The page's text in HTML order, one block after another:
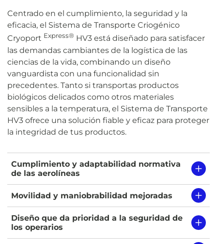
Centrado en el cumplimiento, la seguridad y la
eficacia, el Sistema de Transporte Criogénico
Cryoport Express® HV3 está diseñado para satisfacer
las demandas cambiantes de la logística de las
ciencias de la vida, combinando un diseño
vanguardista con una funcionalidad sin
precedentes. Tanto si transportas productos
biológicos delicados como otros materiales
sensibles a la temperatura, el Sistema de Transporte
HV3 ofrece una solución fiable y eficaz para proteger
la integridad de tus productos.
Cumplimiento y adaptabilidad normativa
de las aerolíneas
Movilidad y maniobrabilidad mejoradas
Diseño que da prioridad a la seguridad de
los operarios